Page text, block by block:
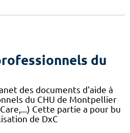
du
des documents d'aide à
du CHU de Montpellier
Cette partie a pour bu
de DxC